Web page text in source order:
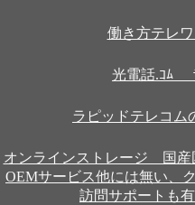
働き方テレ
光電話.ｺﾑ
ラピッドテレコム
オンラインストレージ 国産
OEMサービス他には無い、
訪問サポートも